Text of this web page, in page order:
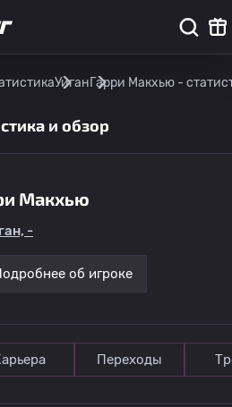
УиганГарри Макхью -
и обзор
Макхью
-
об игроке
Переходы